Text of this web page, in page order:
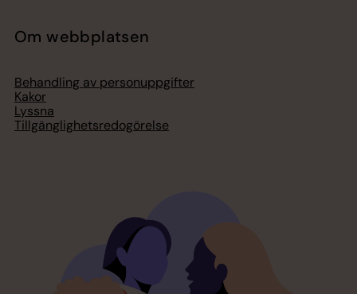
Om webbplatsen
Behandling av personuppgifter
Kakor
Lyssna
Tillgänglighetsredogörelse